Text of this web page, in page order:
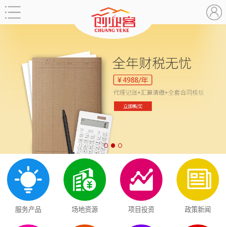
服务产品 场地资源 项目投资 政策新闻